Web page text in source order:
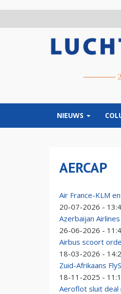
NIEUWS
AERCAP
Air France-KLM
20-07-2026 -
Azerbaijan
26-06-2026 -
Airbus scoort
18-03-2026 -
Zuid-Afrikaans
18-11-2025 -
Aeroflot sluit deal